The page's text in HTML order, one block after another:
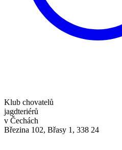
Klub chovatelů
jagdteriérů
v Čechách
Březina 102, Břasy 1, 338 24